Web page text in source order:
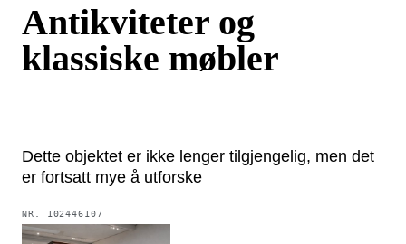
Antikviteter og
klassiske møbler
Dette objektet er ikke lenger tilgjengelig, men det
er fortsatt mye å utforske
NR. 102446107